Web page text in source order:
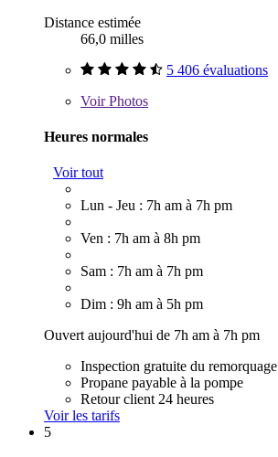
Distance estimée
66,0 milles
5 406 évaluations
VoirPhotos
Heures normales
Voir tout
Lun - Jeu : 7h am à 7h pm
Ven : 7h am à 8h pm
Sam : 7h am à 7h pm
Dim : 9h am à 5h pm
Ouvert aujourd'hui de 7h am à 7h pm
Inspection gratuite du remorquage
Propane payable à la pompe
Retour client 24 heures
Voir les tarifs
5